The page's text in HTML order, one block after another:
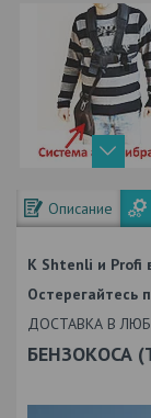
Описание
К Shtenli и Profi
Остерегайтесь
ДОСТАВКА В
БЕНЗОКОСА